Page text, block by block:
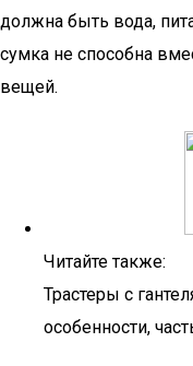
должна быть вода,
сумка не способна
вещей.
Читайте также:
Трастеры с
особенности,